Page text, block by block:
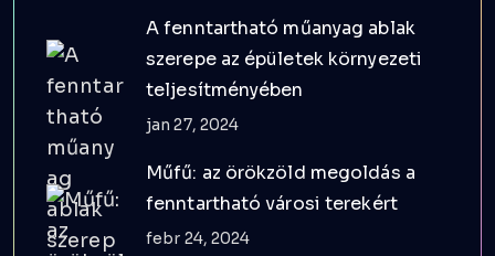
A fenntartható műanyag ablak
szerepe az épületek környezeti
teljesítményében
jan 27, 2024
Műfű: az örökzöld megoldás a
fenntartható városi terekért
febr 24, 2024